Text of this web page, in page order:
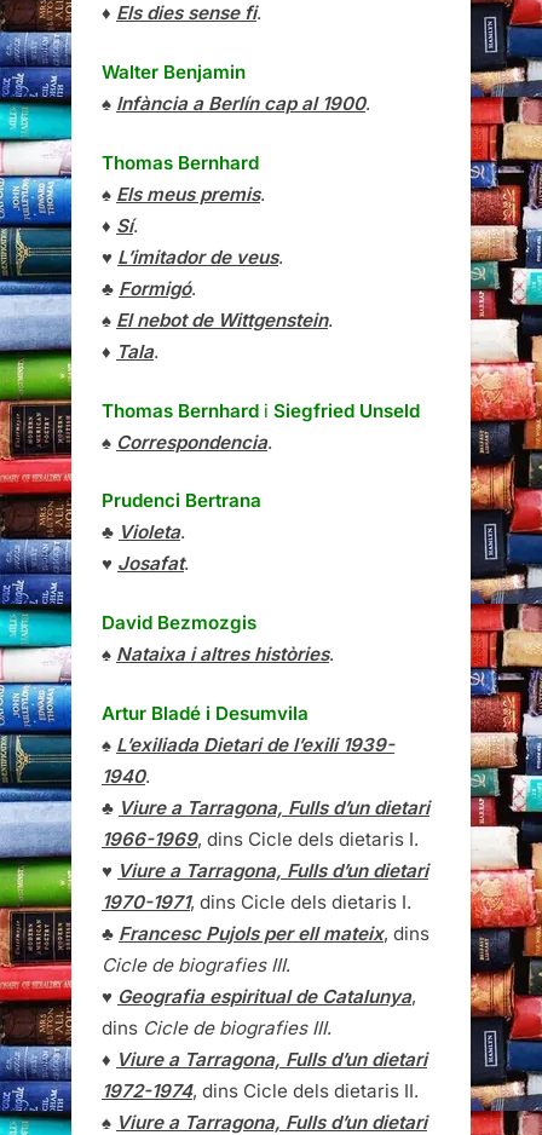
♦ Els dies sense fi.
Walter Benjamin
♠ Infància a Berlín cap al 1900.
Thomas Bernhard
♠ Els meus premis.
♦ Sí.
♥ L’imitador de veus.
♣ Formigó.
♠ El nebot de Wittgenstein.
♦ Tala.
Thomas Bernhard i Siegfried Unseld
♠ Correspondencia.
Prudenci Bertrana
♣ Violeta.
♥ Josafat.
David Bezmozgis
♠ Nataixa i altres històries.
Artur Bladé i Desumvila
♠ L’exiliada Dietari de l’exili 1939-
1940.
♣ Viure a Tarragona, Fulls d’un dietari
1966-1969, dins Cicle dels dietaris I.
♥ Viure a Tarragona, Fulls d’un dietari
1970-1971, dins Cicle dels dietaris I.
♣ Francesc Pujols per ell mateix, dins
Cicle de biografies III.
♥ Geografia espiritual de Catalunya,
dins Cicle de biografies III.
♦ Viure a Tarragona, Fulls d’un dietari
1972-1974, dins Cicle dels dietaris II.
♠ Viure a Tarragona, Fulls d’un dietari